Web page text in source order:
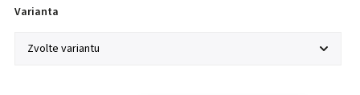
Varianta